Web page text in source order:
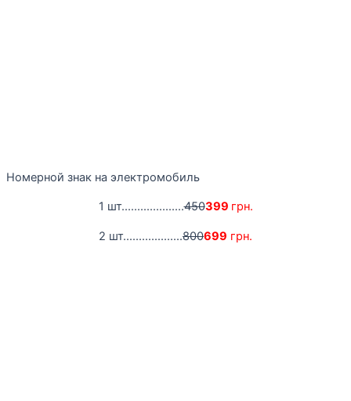
Номерной знак на электромобиль
1 шт....................450399 грн.
2 шт...................800699 грн.